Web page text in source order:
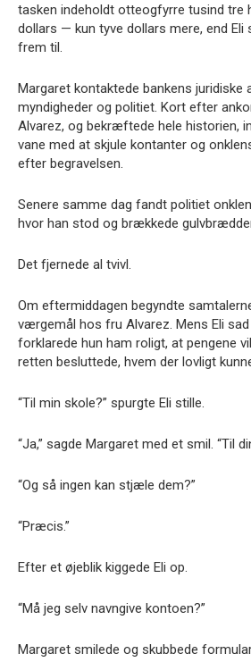
tasken indeholdt otteogfyrre tusind tre
dollars — kun tyve dollars mere, end Eli
frem til.
Margaret kontaktede bankens juridiske
myndigheder og politiet. Kort efter
Alvarez, og bekræftede hele historien,
vane med at skjule kontanter og
efter begravelsen.
Senere samme dag fandt politiet
hvor han stod og brækkede
Det fjernede al tvivl.
Om eftermiddagen begyndte
værgemål hos fru Alvarez. Mens Eli
forklarede hun ham roligt, at pengene
retten besluttede, hvem der lovligt
“Til min skole?” spurgte Eli stille.
“Ja,” sagde Margaret med et smil. “Til
“Og så ingen kan stjæle dem?”
“Præcis.”
Efter et øjeblik kiggede Eli op.
“Må jeg selv navngive kontoen?”
Margaret smilede og skubbede